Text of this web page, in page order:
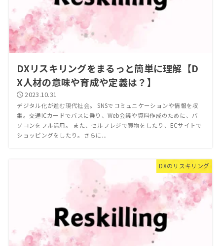
DXリスキリングをまるっと簡単に理解【D
X人材の意味や育成や定義は？】
2023.10.31
デジタル化が進む現代社会。 SNSでコミュニケーションや情報を収
集。交通ICカードでバスに乗り、Web会議や資料作成のために、パ
ソコンをフル活用。 また、セルフレジで買物をしたり、ECサイトで
ショッピングをしたり。さらに...
DXのリスキリング